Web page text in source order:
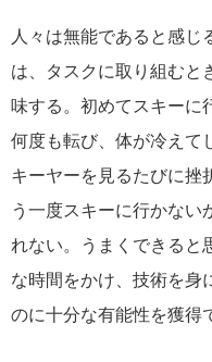
人々は無能であると感じ
は、タスクに取り組むと
味する。初めてスキーに
何度も転び、体が冷えて
キーヤーを見るたびに挫
う一度スキーに行かない
れない。うまくできると
な時間をかけ、技術を身
のに十分な有能性を獲得